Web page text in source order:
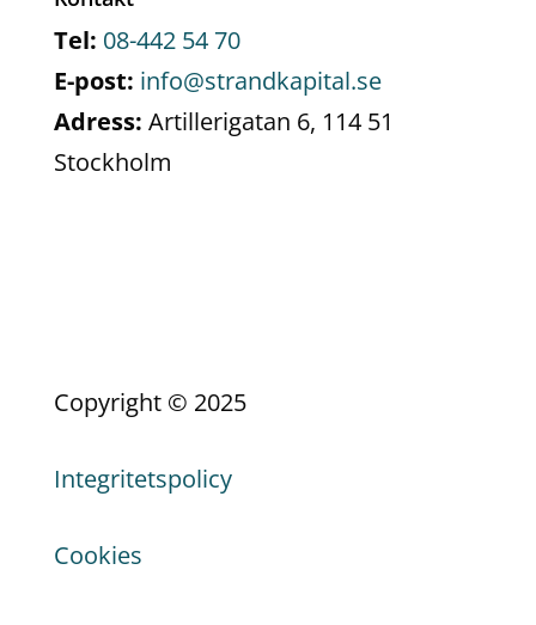
Tel: 08-442 54 70
E-post: info@strandkapital.se
Adress: Artillerigatan 6, 114 51
Stockholm
Copyright © 2025
Integritetspolicy
Cookies